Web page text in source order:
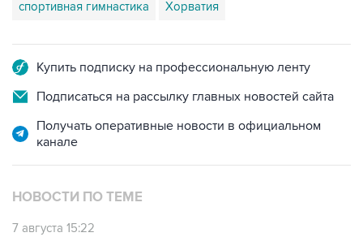
спортивная гимнастика Хорватия
Купить подписку на профессиональную ленту
Подписаться на рассылку главных новостей сайта
Получать оперативные новости в официальном
канале
НОВОСТИ ПО ТЕМЕ
7 августа 15:22